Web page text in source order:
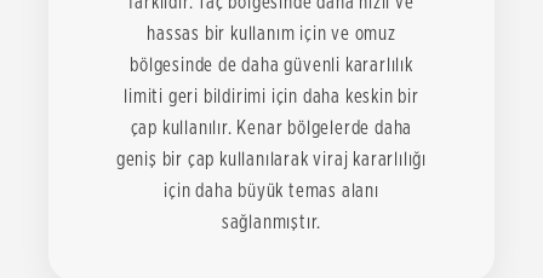
hassas bir kullanım için ve omuz
bölgesinde de daha güvenli kararlılık
limiti geri bildirimi için daha keskin bir
çap kullanılır. Kenar bölgelerde daha
geniş bir çap kullanılarak viraj kararlılığı
için daha büyük temas alanı
sağlanmıştır.